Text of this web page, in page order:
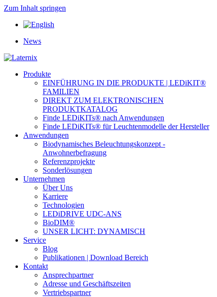
Zum Inhalt springen
News
Produkte
EINFÜHRUNG IN DIE PRODUKTE | LEDiKIT®
FAMILIEN
DIREKT ZUM ELEKTRONISCHEN
PRODUKTKATALOG
Finde LEDiKITs® nach Anwendungen
Finde LEDiKITs® für Leuchtenmodelle der Hersteller
Anwendungen
Biodynamisches Beleuchtungskonzept -
Anwohnerbefragung
Referenzprojekte
Sonderlösungen
Unternehmen
Über Uns
Karriere
Technologien
LEDiDRIVE UDC-ANS
BioDIM®
UNSER LICHT: DYNAMISCH
Service
Blog
Publikationen | Download Bereich
Kontakt
Ansprechpartner
Adresse und Geschäftszeiten
Vertriebspartner